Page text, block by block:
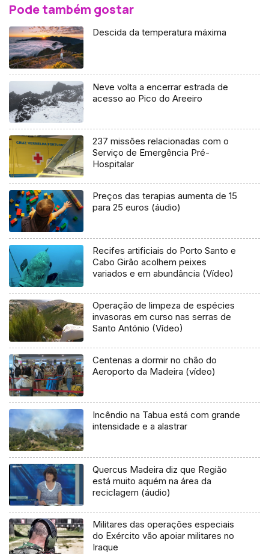
Pode também gostar
Descida da temperatura máxima
Neve volta a encerrar estrada de
acesso ao Pico do Areeiro
237 missões relacionadas com o
Serviço de Emergência Pré-
Hospitalar
Preços das terapias aumenta de 15
para 25 euros (áudio)
Recifes artificiais do Porto Santo e
Cabo Girão acolhem peixes
variados e em abundância (Vídeo)
Operação de limpeza de espécies
invasoras em curso nas serras de
Santo António (Vídeo)
Centenas a dormir no chão do
Aeroporto da Madeira (vídeo)
Incêndio na Tabua está com grande
intensidade e a alastrar
Quercus Madeira diz que Região
está muito aquém na área da
reciclagem (áudio)
Militares das operações especiais
do Exército vão apoiar militares no
Iraque